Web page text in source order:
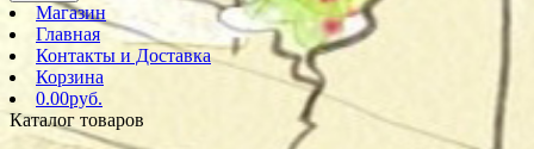
Магазин
Главная
Контакты и Доставка
Корзина
0.00руб.
Каталог товаров